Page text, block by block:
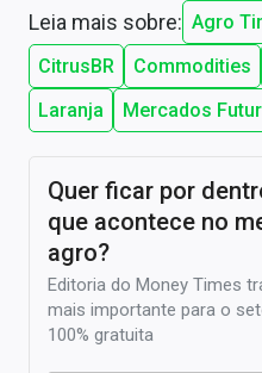
Leia mais sobre: Agro
CitrusBR
Commodities
Laranja
Mercados
Quer ficar por
que acontece no
agro?
Editoria do Money Times
mais importante para o
100% gratuita